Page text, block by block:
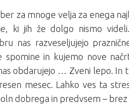
za mnoge velja za enega
ki jih že dolgo nismo
nas razveseljujejo
spomine in kujemo nove
obdarujejo … Zveni lepo. In
mesec. Lahko ves ta
dobrega in predvsem – brez